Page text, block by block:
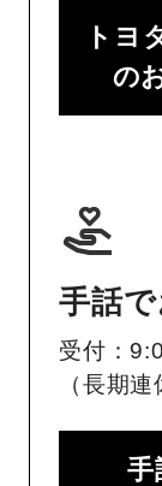
トヨ
の
手話
受付：
（長期
手